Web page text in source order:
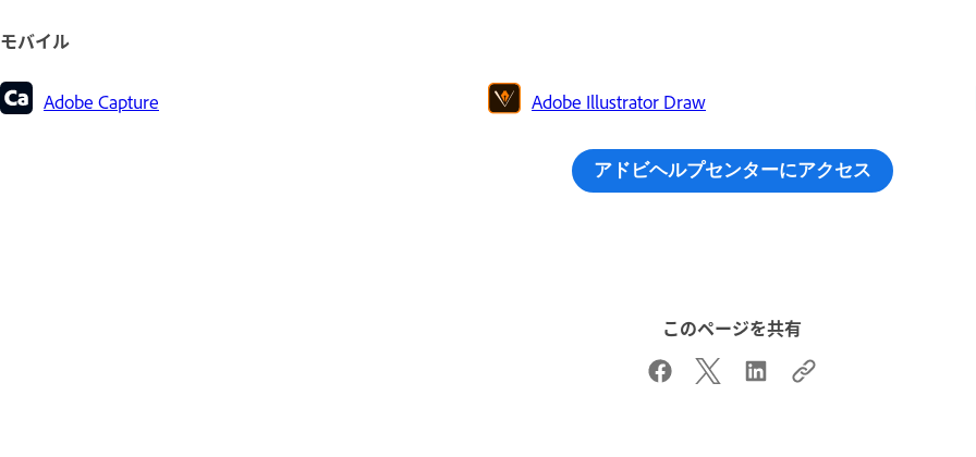
モバイル
Adobe Capture Adobe Illustrator Draw
アドビヘルプセンターにアクセス
このページを共有